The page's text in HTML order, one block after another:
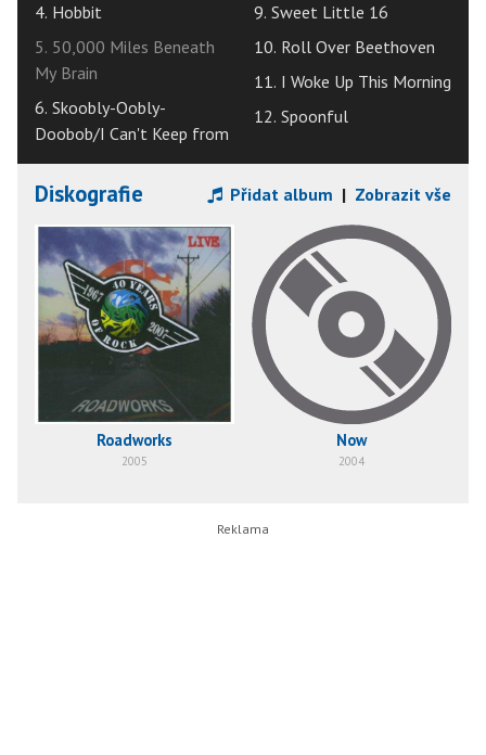
4. Hobbit
5. 50,000 Miles Beneath
My Brain
6. Skoobly-Oobly-
Doobob/I Can't Keep from
9. Sweet Little 16
10. Roll Over Beethoven
11. I Woke Up This Morning
12. Spoonful
Diskografie Přidat album | Zobrazit vše
Roadworks
2005
Now
2004